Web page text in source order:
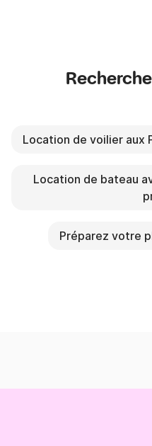
Location de voilier aux
Location de bateau
Préparez votre